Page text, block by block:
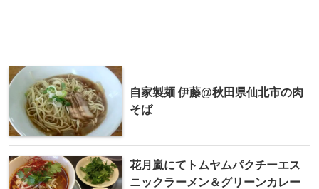
自家製麺 伊藤@秋田県仙北市の肉
そば
花月嵐にてトムヤムパクチーエス
ニックラーメン＆グリーンカレー